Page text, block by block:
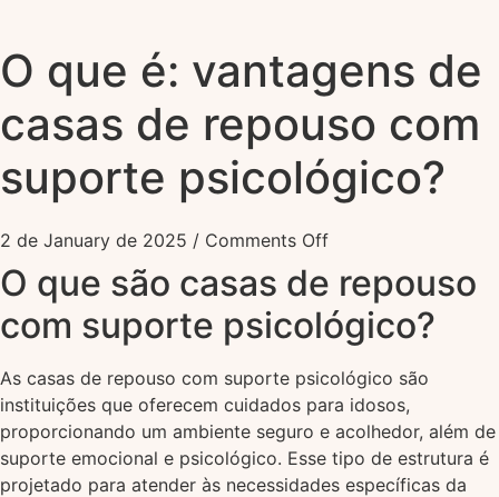
O que é: vantagens de
casas de repouso com
suporte psicológico?
2 de January de 2025 / Comments Off
O que são casas de repouso
com suporte psicológico?
As casas de repouso com suporte psicológico são
instituições que oferecem cuidados para idosos,
proporcionando um ambiente seguro e acolhedor, além de
suporte emocional e psicológico. Esse tipo de estrutura é
projetado para atender às necessidades específicas da